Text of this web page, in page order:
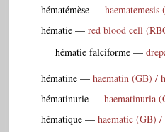
hématémèse —
hématie — red blood cell
hématie falciforme —
hématine — haematin (GB) /
hématinurie — haematinuria
hématique — haematic (GB) /